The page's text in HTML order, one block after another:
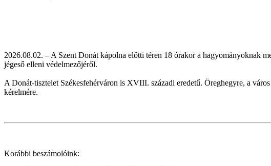
2026.08.02. – A Szent Donát kápolna előtti téren 18 órakor a hagyományoknak
jégeső elleni védelmezőjéről.
A Donát-tisztelet Székesfehérváron is XVIII. századi eredetű. Öreghegyre, a
kérelmére.
Korábbi beszámolóink: